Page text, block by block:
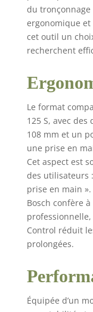
du tronçonnage
ergonomique et
cet outil un
recherchent
Le format
125 S, avec
108 mm et un
une prise en
Cet aspect est
des utilisateurs
prise en main
Bosch confère
Control réduit
prolongées.
Équipée d’un